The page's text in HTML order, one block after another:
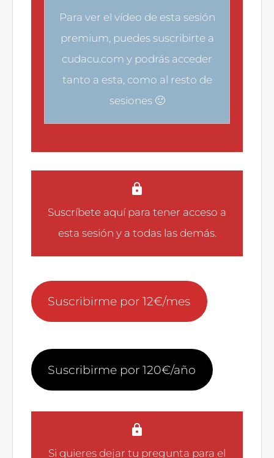
Para ver el vídeo de esta sesión
premium, puedes suscribirte a
cudacu.com y podrás acceder
tanto a esta, como al resto de
sesiones 🙂
Suscríbete aquípara tener acceso a
esta sesión y a todas las demás.
Suscribirme por 12€/mes
Suscribirme por 120€/año
Si quieres dejar tu pregunta para el